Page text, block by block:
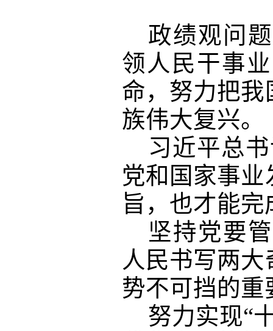
政绩观问
领人民干事
命，努力把
族伟大复兴。
习近平总
党和国家事
旨，也才能
坚持党要
人民书写两
势不可挡的重
努力实现“